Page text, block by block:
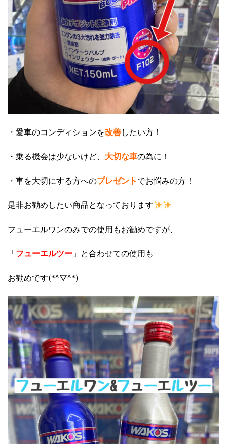
・愛車のコンディションを改善したい方！
・乗る機会は少ないけど、 大切な車の為に！
・車を大切にする方へのプレゼント でお悩みの方！
是非お勧めしたい商品となっております
フューエルワンのみでの使用もお勧めですが、
「フューエルツー 」と合わせての使用も
お勧めです(*^▽^*)